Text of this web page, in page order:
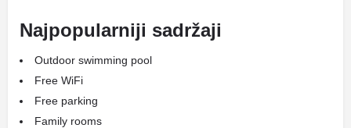
Najpopularniji sadržaji
Outdoor swimming pool
Free WiFi
Free parking
Family rooms